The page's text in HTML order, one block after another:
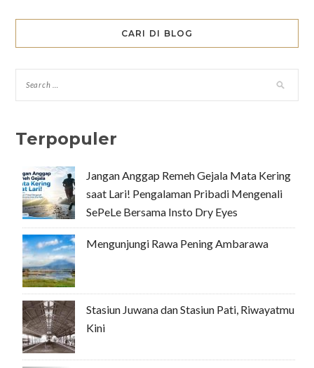
CARI DI BLOG
Terpopuler
Jangan Anggap Remeh Gejala Mata Kering
saat Lari! Pengalaman Pribadi Mengenali
SePeLe Bersama Insto Dry Eyes
Mengunjungi Rawa Pening Ambarawa
Stasiun Juwana dan Stasiun Pati, Riwayatmu
Kini